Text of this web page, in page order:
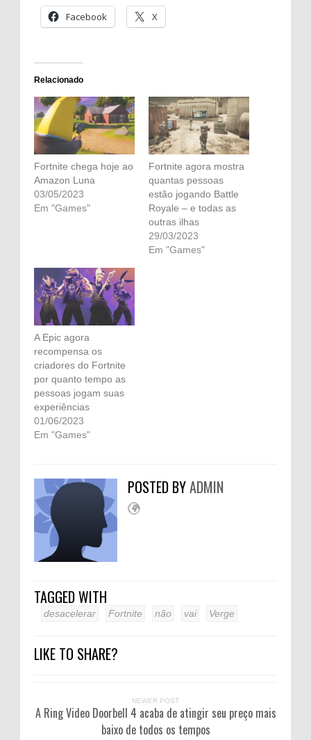
Facebook X
Relacionado
Fortnite chega hoje ao
Amazon Luna
03/05/2023
Em "Games"
Fortnite agora mostra
quantas pessoas
estão jogando Battle
Royale – e todas as
outras ilhas
29/03/2023
Em "Games"
A Epic agora
recompensa os
criadores do Fortnite
por quanto tempo as
pessoas jogam suas
experiências
01/06/2023
Em "Games"
POSTED BYADMIN
TAGGED WITH
desacelerar Fortnite não vai Verge
LIKE TO SHARE?
NEWER POST
A Ring Video Doorbell 4 acaba de atingir seu preço mais
baixo de todos os tempos